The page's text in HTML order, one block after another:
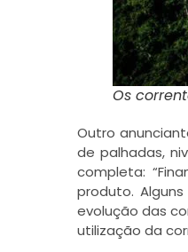
Os
Outro
de palhadas,
completa:
produto.
evolução das
utilização da